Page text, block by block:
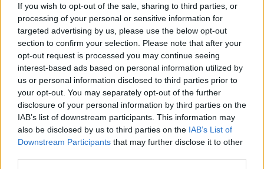
If you wish to opt-out of the sale, sharing to third parties, or
processing of your personal or sensitive information for
targeted advertising by us, please use the below opt-out
section to confirm your selection. Please note that after your
opt-out request is processed you may continue seeing
interest-based ads based on personal information utilized by
us or personal information disclosed to third parties prior to
your opt-out. You may separately opt-out of the further
disclosure of your personal information by third parties on the
IAB’s list of downstream participants. This information may
also be disclosed by us to third parties on the IAB’s List of
Downstream Participants that may further disclose it to other
Tető, ami évtizedeken át gondoskodik a családról